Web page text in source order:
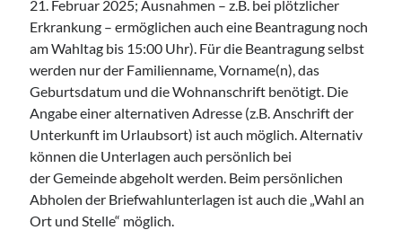
21. Februar 2025; Ausnahmen – z.B. bei plötzlicher
Erkrankung – ermöglichen auch eine Beantragung noch
am Wahltag bis 15:00 Uhr). Für die Beantragung selbst
werden nur der Familienname, Vorname(n), das
Geburtsdatum und die Wohnanschrift benötigt. Die
Angabe einer alternativen Adresse (z.B. Anschrift der
Unterkunft im Urlaubsort) ist auch möglich. Alternativ
können die Unterlagen auch persönlich bei
der Gemeinde abgeholt werden. Beim persönlichen
Abholen der Briefwahlunterlagen ist auch die „Wahl an
Ort und Stelle“ möglich.